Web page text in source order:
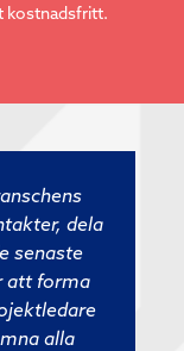
kostnadsfritt.
dela
senaste
att forma
alla